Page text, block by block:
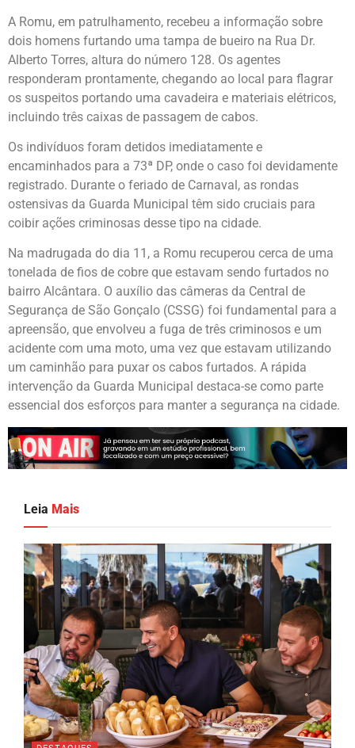
A Romu, em patrulhamento, recebeu a informação sobre
dois homens furtando uma tampa de bueiro na Rua Dr.
Alberto Torres, altura do número 128. Os agentes
responderam prontamente, chegando ao local para flagrar
os suspeitos portando uma cavadeira e materiais elétricos,
incluindo três caixas de passagem de cabos.
Os indivíduos foram detidos imediatamente e
encaminhados para a 73ª DP, onde o caso foi devidamente
registrado. Durante o feriado de Carnaval, as rondas
ostensivas da Guarda Municipal têm sido cruciais para
coibir ações criminosas desse tipo na cidade.
Na madrugada do dia 11, a Romu recuperou cerca de uma
tonelada de fios de cobre que estavam sendo furtados no
bairro Alcântara. O auxílio das câmeras da Central de
Segurança de São Gonçalo (CSSG) foi fundamental para a
apreensão, que envolveu a fuga de três criminosos e um
acidente com uma moto, uma vez que estavam utilizando
um caminhão para puxar os cabos furtados. A rápida
intervenção da Guarda Municipal destaca-se como parte
essencial dos esforços para manter a segurança na cidade.
Leia Mais